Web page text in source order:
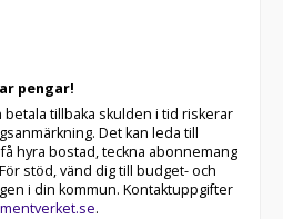
pengar!
betala tillbaka skulden i tid riskerar
Det kan leda till
hyra bostad, teckna abonnemang
stöd, vänd dig till budget- och
i din kommun. Kontaktuppgifter
.